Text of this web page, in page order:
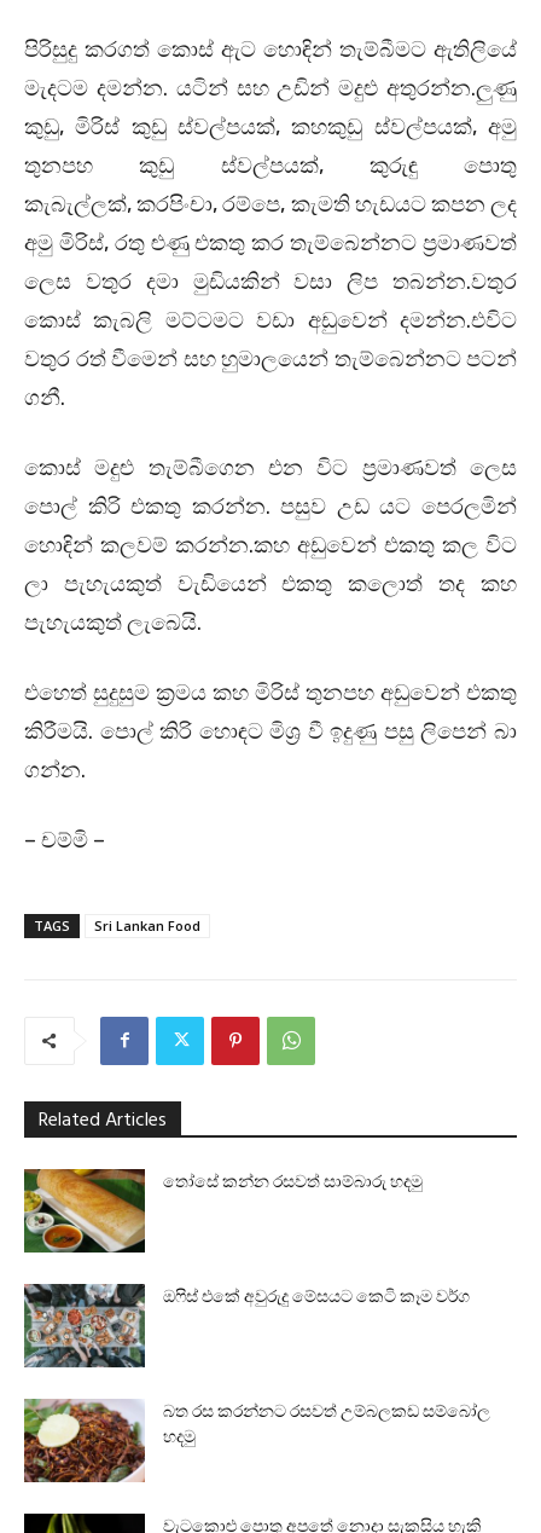
පිරිසුදු කරගත් කොස් ඇට හොඳින් තැම්බීමට ඇතිලියේ
මැදටම දමන්න. යටින් සහ උඩින් මදුළු අතුරන්න.ලුණු
කුඩු,මිරිස් කුඩු ස්වල්පයක්,කහකුඩු ස්වල්පයක්,අමු
තුනපහ කුඩු ස්වල්පයක්, කුරුඳු පොතු
කැබැල්ලක්,කරපිංචා,රම්පෙ, කැමති හැඩයට කපන ලද
අමු මිරිස්, රතු ළුණු එකතු කර තැම්බෙන්නට ප්‍රමාණවත්
ලෙස වතුර දමා මුඩියකින් වසා ලිප තබන්න.වතුර
කොස් කැබලි මට්ටමට වඩා අඩුවෙන් දමන්න.එවිට
වතුර රත් වීමෙන් සහ හුමාලයෙන් තැම්බෙන්නට පටන්
ගනී.
කොස් මදුළු තැම්බීගෙන එන විට ප්‍රමාණවත් ලෙස
පොල් කිරි එකතු කරන්න.පසුව උඩ යට පෙරලමින්
හොඳින් කලවම් කරන්න.කහ අඩුවෙන් එකතු කල විට
ලා පැහැයකුත් වැඩියෙන් එකතු කලොත් තද කහ
පැහැයකුත් ලැබෙයි.
එහෙත් සුදුසුම ක්‍රමය කහ මිරිස් තුනපහ අඩුවෙන් එකතු
කිරීමයි. පොල් කිරි හොඳට මිශ්‍ර වී ඉදුණු පසු ලිපෙන් බා
ගන්න.
– චම්මි –
TAGS Sri Lankan Food
Related Articles
තෝසේ කන්න රසවත් සාම්බාරු හදමු
ඔෆිස් එකේ අවුරුදු මේසයට කෙටි කෑම වර්ග
බත රස කරන්නට රසවත් උම්බලකඩ සම්බෝල
හදමු
වැටකොළු පොතු අපතේ නොදා සැකසිය හැකි